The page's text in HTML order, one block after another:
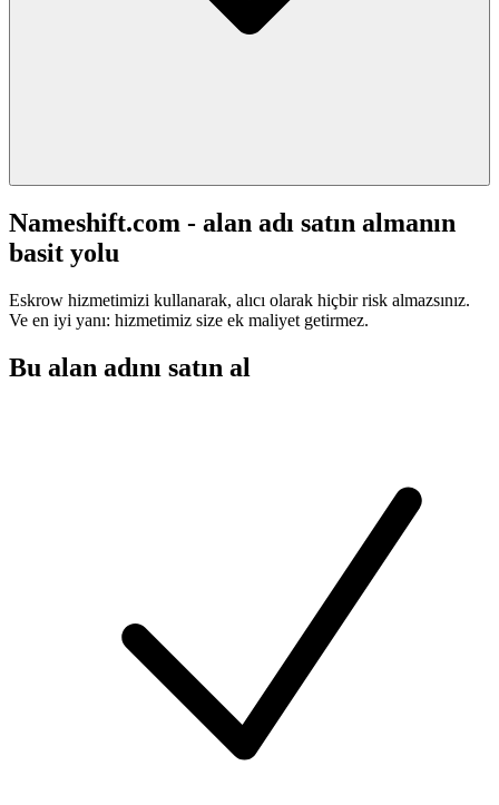
Nameshift.com - alan adı satın almanın
basit yolu
Eskrow hizmetimizi kullanarak, alıcı olarak hiçbir risk almazsınız.
Ve en iyi yanı: hizmetimiz size ek maliyet getirmez.
Bu alan adını satın al